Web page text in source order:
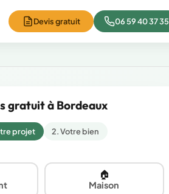
Devis gratuit 06 59 40 37 35
gratuit à Bordeaux
projet 2. Votre bien
🏠
Maison